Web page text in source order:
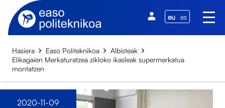
eu es
Hasiera Easo Politeknikoa
Albisteak
Elikagaien Merkaturatzea zikloko ikasleak supermerkatua
montatzen
2020-11-09